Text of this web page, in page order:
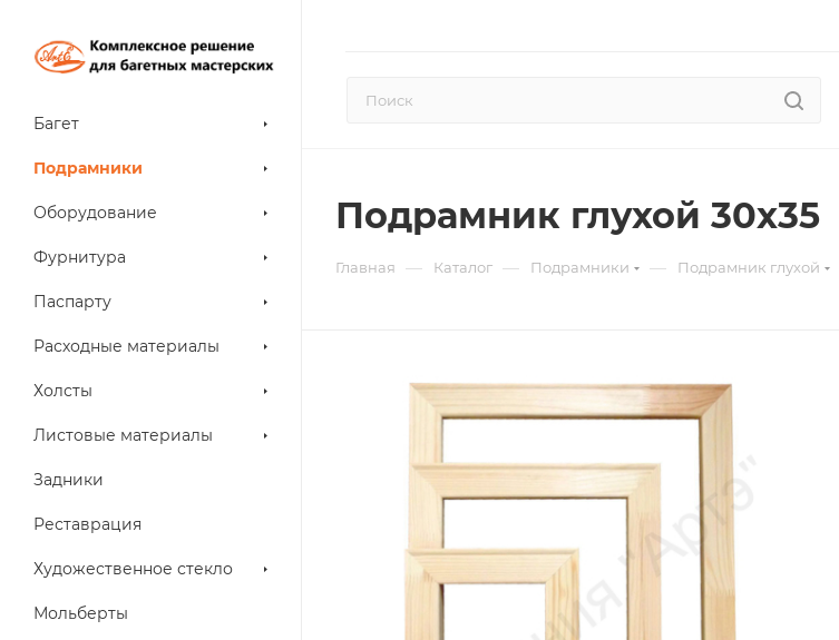
Багет
Подрамники
Оборудование
Фурнитура
Паспарту
Расходные материалы
Холсты
Листовые материалы
Задники
Реставрация
Художественное стекло
Мольберты
Подрамник глухой 30х35
Главная — Каталог — Подрамники — Подрамник глухой